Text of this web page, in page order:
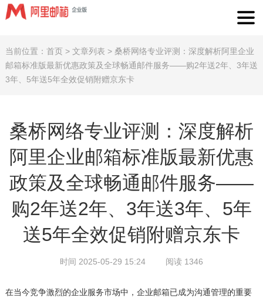
当前位置： 首页> 文章列表 > 桑桥网络专业评测：深度解析阿里企业
邮箱标准版最新优惠政策及全球畅通邮件服务——购2年送2年、3年送
3年、5年送5年全效促销附赠京东卡
桑桥网络专业评测：深度解析
阿里企业邮箱标准版最新优惠
政策及全球畅通邮件服务——
购2年送2年、3年送3年、5年
送5年全效促销附赠京东卡
时间 2025-05-29 15:24 阅读 1346
在当今竞争激烈的企业服务市场中，企业邮箱已成为沟通管理的重要